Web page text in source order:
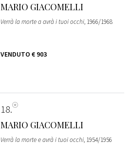
MARIO GIACOMELLI
Verrà la morte a avrà i tuoi occhi, 1966/1968
VENDUTO € 903
18
MARIO GIACOMELLI
Verrà la morte e avrà i tuoi occhi, 1954/1956